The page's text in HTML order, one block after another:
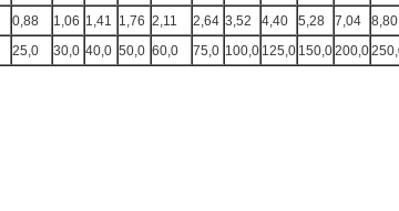
0,88 1,06 1,41 1,76 2,11 2,64 3,52 4,40 5,28 7,04
8,80
25,0 30,0 40,0 50,0 60,0 75,0 100,0 125,0 150,0200,0